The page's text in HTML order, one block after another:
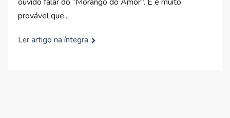
ouvido falar do “Morango do Amor”. E é muito
provável que...
Ler artigo na íntegra